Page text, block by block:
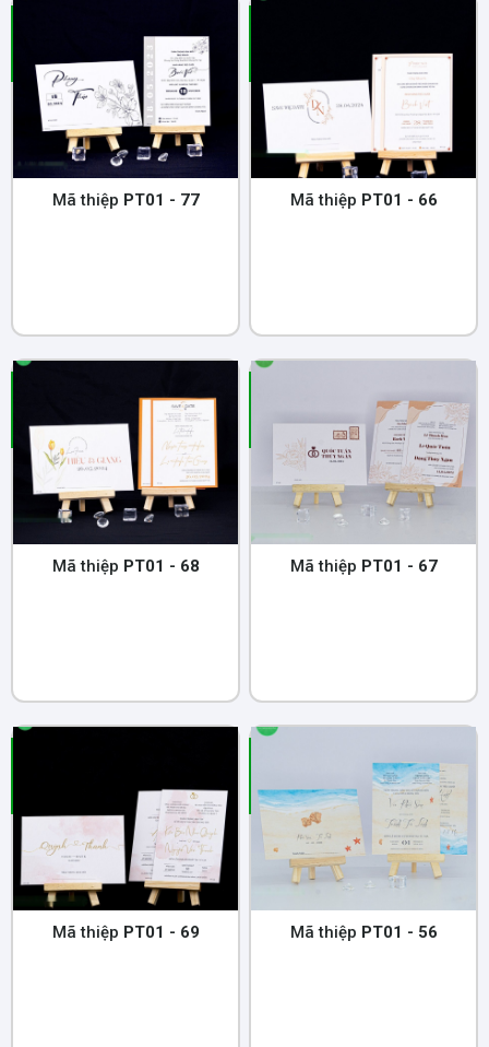
Mã thiệp PT01 - 77 Mã thiệp PT01 - 66
Mã thiệp PT01 - 68 Mã thiệp PT01 - 67
Mã thiệp PT01 - 69 Mã thiệp PT01 - 56